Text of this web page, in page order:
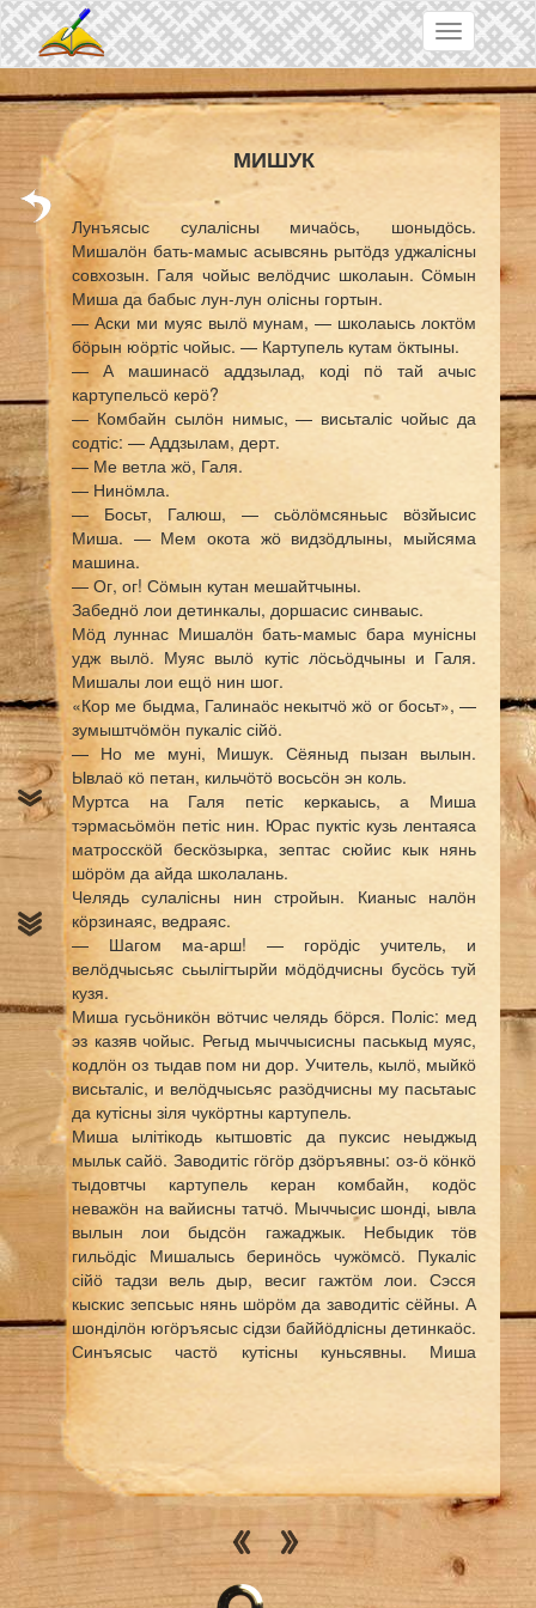
Skip to main content
Toggle
navigation
МИШУК
Лунъясыс сулалісны мичаӧсь, шоныдӧсь.
Мишалӧн бать-мамыс асывсянь рытӧдз уджалісны
совхозын. Галя чойыс велӧдчис школаын. Сӧмын
Миша да бабыс лун-лун олісны гортын.
— Аски ми муяс вылӧ мунам, — школаысь локтӧм
бӧрын юӧртіс чойыс. — Картупель кутам ӧктыны.
— А машинасӧ аддзылад, коді пӧ тай ачыс
картупельсӧ керӧ?
— Комбайн сылӧн нимыс, — висьталіс чойыс да
содтіс: — Аддзылам, дерт.
— Ме ветла жӧ, Галя.
— Нинӧмла.
— Босьт, Галюш, — сьӧлӧмсяньыс вӧзйысис
Миша. — Мем окота жӧ видзӧдлыны, мыйсяма
машина.
— Ог, ог! Сӧмын кутан мешайтчыны.
Забеднӧ лои детинкалы, доршасис синваыс.
Мӧд луннас Мишалӧн бать-мамыс бара мунісны
удж вылӧ. Муяс вылӧ кутіс лӧсьӧдчыны и Галя.
Мишалы лои ещӧ нин шог.
«Кор ме быдма, Галинаӧс некытчӧ жӧ ог босьт», —
зумыштчӧмӧн пукаліс сійӧ.
— Но ме муні, Мишук. Сёяныд пызан вылын.
Ывлаӧ кӧ петан, кильчӧтӧ восьсӧн эн коль.
Муртса на Галя петіс керкаысь, а Миша
тэрмасьӧмӧн петіс нин. Юрас пуктіс кузь лентаяса
матросскӧй бескӧзырка, зептас сюйис кык нянь
шӧрӧм да айда школалань.
Челядь сулалісны нин стройын. Кианыс налӧн
кӧрзинаяс, ведраяс.
— Шагом ма-арш! — горӧдіс учитель, и
велӧдчысьяс сьылігтырйи мӧдӧдчисны бусӧсь туй
кузя.
Миша гусьӧникӧн вӧтчис челядь бӧрся. Поліс: мед
эз казяв чойыс. Регыд мыччысисны паськыд муяс,
кодлӧн оз тыдав пом ни дор. Учитель, кылӧ, мыйкӧ
висьталіс, и велӧдчысьяс разӧдчисны му пасьтаыс
да кутісны зіля чукӧртны картупель.
Миша ылітікодь кытшовтіс да пуксис неыджыд
мыльк сайӧ. Заводитіс гӧгӧр дзӧръявны: оз-ӧ кӧнкӧ
тыдовтчы картупель керан комбайн, кодӧс
неважӧн на вайисны татчӧ. Мыччысис шонді, ывла
вылын лои быдсӧн гажаджык. Небыдик тӧв
гильӧдіс Мишалысь беринӧсь чужӧмсӧ. Пукаліс
сійӧ тадзи вель дыр, весиг гажтӧм лои. Сэсся
кыскис зепсьыс нянь шӧрӧм да заводитіс сёйны. А
шонділӧн югӧръясыс сідзи баййӧдлісны детинкаӧс.
Синъясыс частӧ кутісны куньсявны. Миша
чукӧстіс, сійӧс.
Миша восьтіс синъяссӧ. Сы дінын сулаліс совхозса
бригадир Иван Гаврилович да нюмъяліс.
— Ставыс уджалӧны, а тэ лун шӧр лунӧ узян.
Тадзтӧ абу тӧлка, Михайлӧ Алексеевич.
— Дядя Ваня, — синъяссӧ тільыштіс Миша.
Бригадир грӧзитыштіс кыз чуньнас.
— А няньтӧ колӧ сёйны. Он и тӧдлы, шыръяс